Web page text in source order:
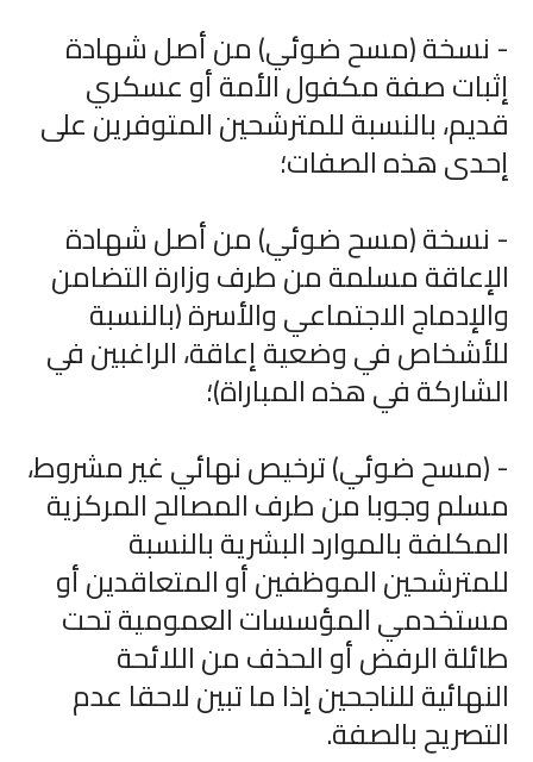
- نسخة (مسح ضوئي) من أصل شهادة
إثبات صفة مكفول الأمة أو عسكري
قديم، بالنسبة للمترشحين المتوفرين على
إحدى هذه الصفات؛
- نسخة (مسح ضوئي) من أصل شهادة
الإعاقة مسلمة من طرف وزارة التضامن
والإدماج الاجتماعي والأسرة (بالنسبة
للأشخاص في وضعية إعاقة، الراغبين في
الشاركة في هذه المباراة)؛
- (مسح ضوئي) ترخيص نهائي غير مشروط،
مسلم وجوبا من طرف المصالح المركزية
المكلفة بالموارد البشرية بالنسبة
للمترشحين الموظفين أو المتعاقدين أو
مستخدمي المؤسسات العمومية تحت
طائلة الرفض أو الحذف من اللائحة
النهائية للناجحين إذا ما تبين لاحقا عدم
التصريح بالصفة.